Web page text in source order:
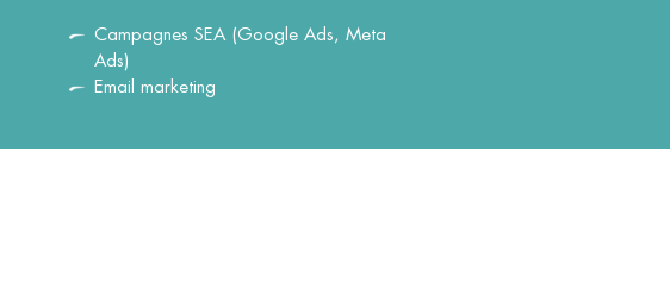
Campagnes SEA (Google Ads, Meta
Ads)
Email marketing